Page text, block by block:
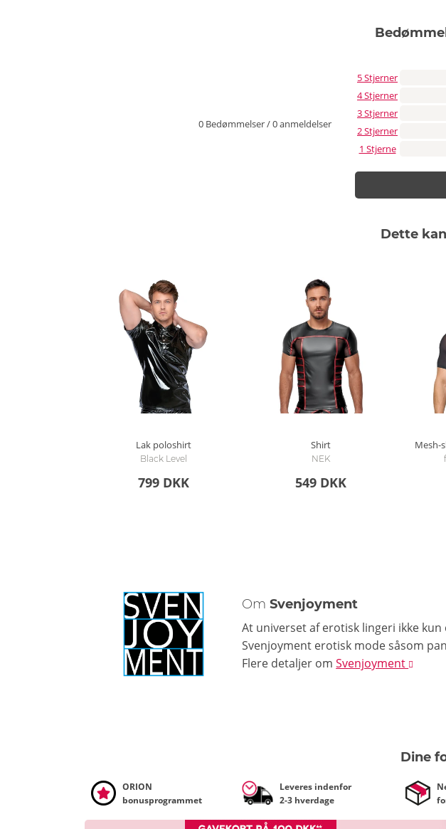
0 Bedømmelser/0 anmeldelser
5 Stjerner
4 Stjerner
3 Stjerner
2 Stjerner
1 Stjerne
Dette kan
Lak poloshirt
Black Level
799 DKK
Shirt
NEK
549 DKK
Mesh-
OmSvenjoyment
At universet af erotisk lingeri ikke
Svenjoyment erotisk mode såsom
Flere detaljer omSvenjoyment
Dine
ORION
bonusprogrammet
Leveres indenfor
2-3 hverdage